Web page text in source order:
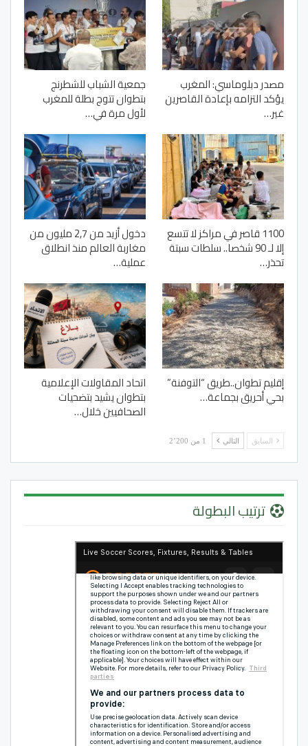
مصدر دبلوماسي: المغرب
يؤكد التزامه بإعادة القاصرين
غير…
جمعية الشباب للشطرنج
بتطوان تتوج بطلة للمغرب
لأول مرة في…
1100 قاصر في مراكز لا تتسع
إلا لـ 90 شخصا.. سلطات سبتة
تحذر…
دخول أزيد من 2,7 مليون من
مغاربة العالم منذ انطلاق
عملية…
إقليم تطوان..طريق “التوفنة”
بحي أحريق بجماعة…
اتحاد المقاولات الإعلامية
بتطوان يشيد بتضحيات
الصحافيين خلال…
السابق التالي 1 من 2٬200
ترتيب البطولة